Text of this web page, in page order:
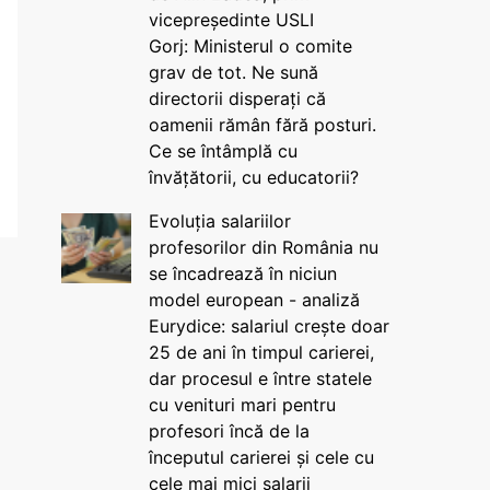
vicepreședinte USLI
Gorj: Ministerul o comite
grav de tot. Ne sună
directorii disperați că
oamenii rămân fără posturi.
Ce se întâmplă cu
învățătorii, cu educatorii?
Evoluția salariilor
profesorilor din România nu
se încadrează în niciun
model european - analiză
Eurydice: salariul crește doar
25 de ani în timpul carierei,
dar procesul e între statele
cu venituri mari pentru
profesori încă de la
începutul carierei și cele cu
cele mai mici salarii